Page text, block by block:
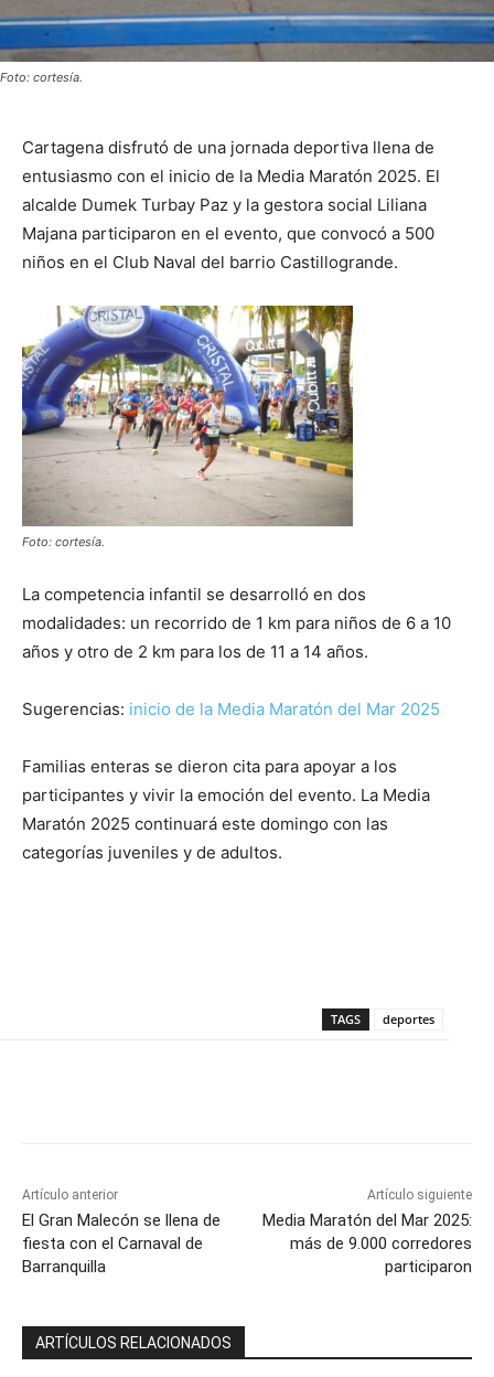
Foto: cortesía.
Cartagena disfrutó de una jornada deportiva llena de
entusiasmo con el inicio de la Media Maratón 2025. El
alcalde Dumek Turbay Paz y la gestora social Liliana
Majana participaron en el evento, que convocó a 500
niños en el Club Naval del barrio Castillogrande.
Foto: cortesía.
La competencia infantil se desarrolló en dos
modalidades: un recorrido de 1 km para niños de 6 a 10
años y otro de 2 km para los de 11 a 14 años.
Sugerencias: inicio de la Media Maratón del Mar 2025
Familias enteras se dieron cita para apoyar a los
participantes y vivir la emoción del evento. La Media
Maratón 2025 continuará este domingo con las
categorías juveniles y de adultos.
TAGS deportes
Artículo anterior
El Gran Malecón se llena de
fiesta con el Carnaval de
Barranquilla
Artículo siguiente
Media Maratón del Mar 2025:
más de 9.000 corredores
participaron
ARTÍCULOS RELACIONADOS